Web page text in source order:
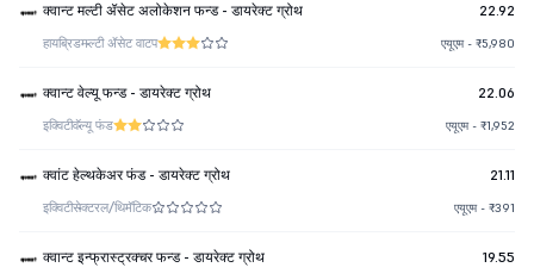
क्वान्ट मल्टी ॲसेट अलोकेशन फन्ड - डायरेक्ट ग्रोथ 22.92
हायब्रिडमल्टी ॲसेट वाटप एयूएम - ₹5,980
क्वान्ट वेल्यू फन्ड - डायरेक्ट ग्रोथ 22.06
इक्विटीवॅल्यू फंड एयूएम - ₹1,952
क्वांट हेल्थकेअर फंड - डायरेक्ट ग्रोथ 21.11
इक्विटीसेक्टरल/थिमॅटिक एयूएम - ₹391
क्वान्ट इन्फ्रास्ट्रक्चर फन्ड - डायरेक्ट ग्रोथ 19.55